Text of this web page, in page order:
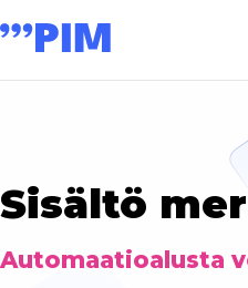
Sisältö
Automaatioalusta